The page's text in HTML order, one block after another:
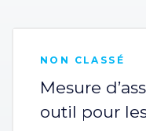
NON CLASSÉ
Mesure
outil pour